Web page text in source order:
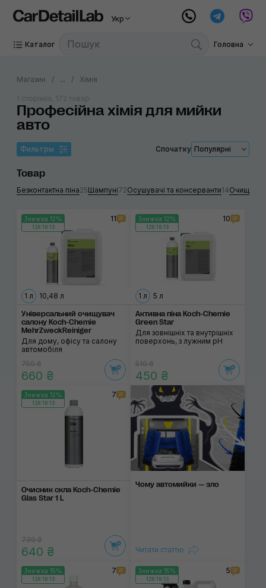
Укр
Каталог Головна
Магазин ... Хімія
Професійна хімія для мийки
авто
1 сторінка, 172 товар
Фильтры Спочатку Популярні
Товар
Безконтактна піна25Шампуні72Осушувачі та консерванти14
Знижка 12%
129:19:13
11
1 л 10,48 л
Універсальний очищувач
салону Koch-Chemie
MehrZweckReiniger
Для дому, офісу та салону
автомобіля
750 ₴
660 ₴
Знижка 12%
129:19:13
10
1 л 5 л
Активна піна Koch-Chemie
Green Star
Для зовнішніх та внутрішніх
поверхонь, з лужним pH
510 ₴
450 ₴
Знижка 12%
129:19:13
7
Очисник скла Koch-Chemie
Glas Star 1 L
730 ₴
640 ₴
Чому автомийки — зло
Читати статтю
Знижка 15%
129:19:13
7 Знижка 15%
129:19:13
5